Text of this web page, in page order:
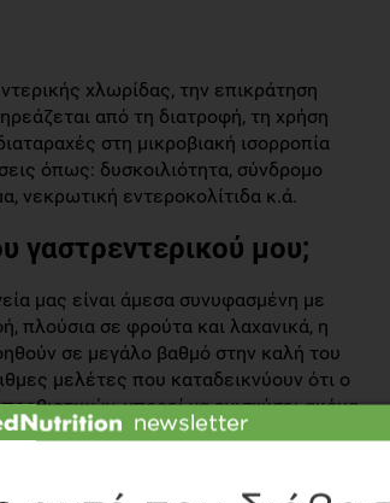
χλωρίδας, την επικράτηση
από τη διατροφή, τη χρήση
στη μικροβιακή ισορροπία
όπως: δυσκοιλιότητα, σύνδρομο
νεκρωτική εντεροκολίτιδα κ.ά.
γαστρεντερικού μου;
μας είναι άμεσα συνυφασμένη με
πλούσια σε φρούτα και λαχανικά, η
σε μεγάλο βαθμό στην καλή του
μελέτες που καταδεικνύουν ότι ο
μπορεί να ενισχύσει ακόμα